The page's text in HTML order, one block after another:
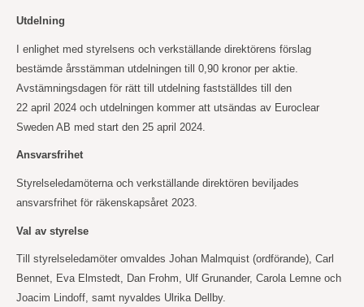
Utdelning
I enlighet med styrelsens och verkställande direktörens förslag
bestämde årsstämman utdelningen till 0,90 kronor per aktie.
Avstämningsdagen för rätt till utdelning fastställdes till den
22 april 2024 och utdelningen kommer att utsändas av Euroclear
Sweden AB med start den 25 april 2024.
Ansvarsfrihet
Styrelseledamöterna och verkställande direktören beviljades
ansvarsfrihet för räkenskapsåret 2023.
Val av styrelse
Till styrelseledamöter omvaldes Johan Malmquist (ordförande), Carl
Bennet, Eva Elmstedt, Dan Frohm, Ulf Grunander, Carola Lemne och
Joacim Lindoff, samt nyvaldes Ulrika Dellby.